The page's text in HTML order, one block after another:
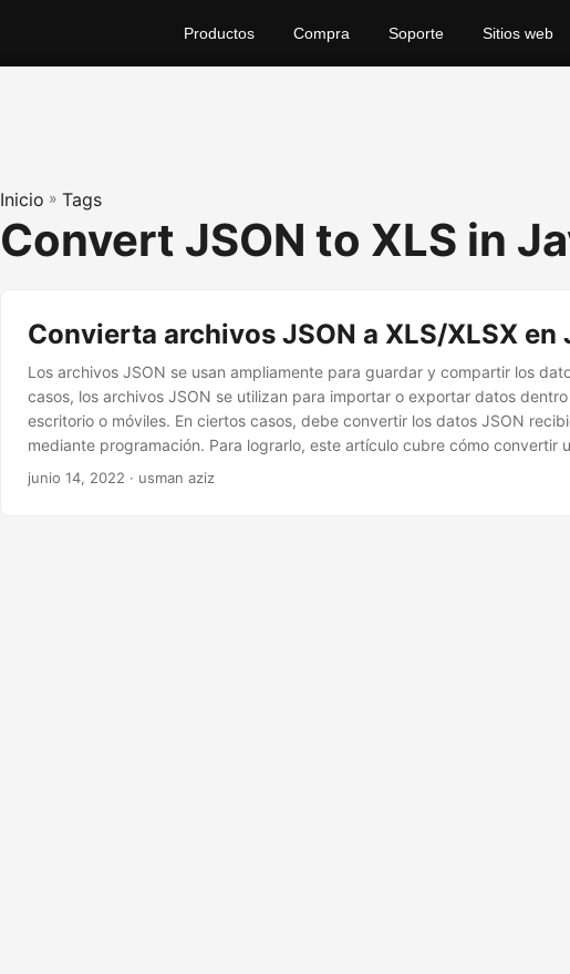
Productos Compra Soporte Sitios web
Inicio » Tags
Convert JSON to XLS in
Convierta archivos JSON a XLS/XLSX en
Los archivos JSON se usan ampliamente para guardar y compartir los
casos, los archivos JSON se utilizan para importar o exportar datos
escritorio o móviles. En ciertos casos, debe convertir los datos JSON
mediante programación. Para lograrlo, este artículo cubre cómo convertir
XLS o XLSX en Java.
junio 14, 2022 · usman aziz